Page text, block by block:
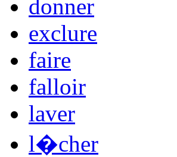
donner
exclure
faire
falloir
laver
l�cher